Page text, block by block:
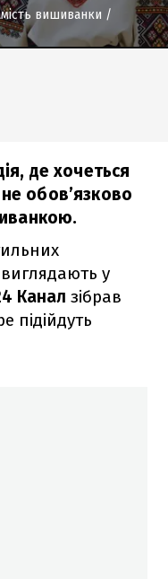
вишиванки /
де хочеться
обов’язково
у
Канал зібрав
підійдуть